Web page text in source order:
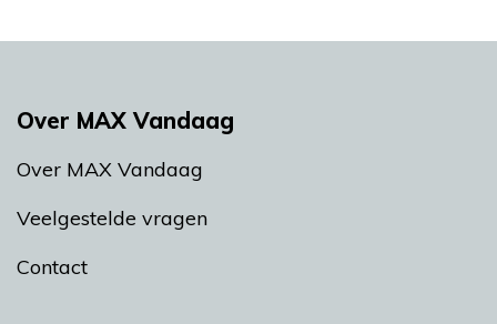
Over MAX Vandaag
Over MAX Vandaag
Veelgestelde vragen
Contact